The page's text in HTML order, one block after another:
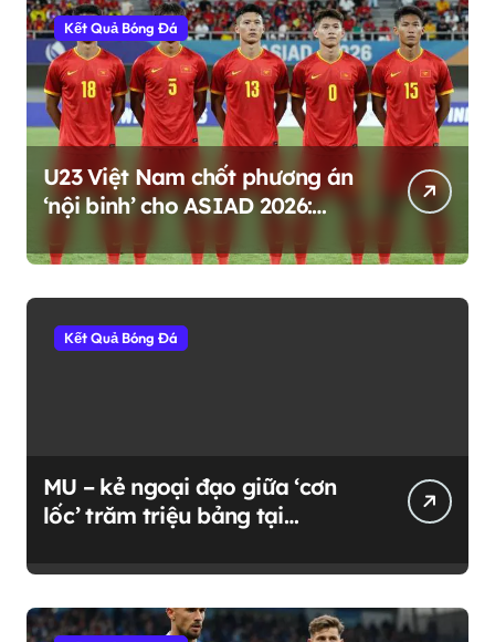
Kết Quả Bóng Đá
U23 Việt Nam chốt phương án
‘nội binh’ cho ASIAD 2026:
hạn?
Kết Quả Bóng Đá
MU – kẻ ngoại đạo giữa ‘cơn
lốc’ trăm triệu bảng tại